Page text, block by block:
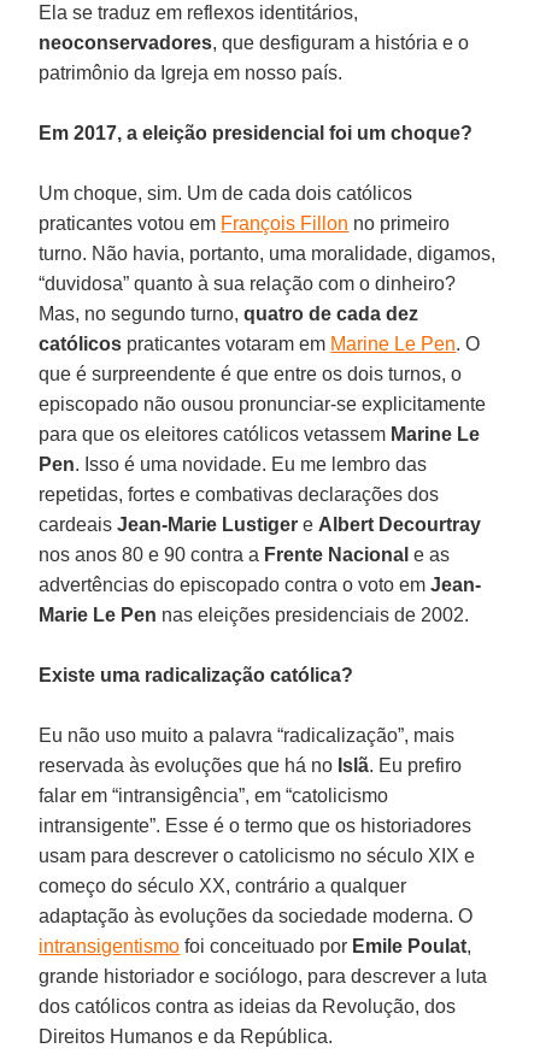
Ela se traduz em reflexos identitários,
neoconservadores, que desfiguram a história e o
patrimônio da Igreja em nosso país.
Em 2017, a eleição presidencial foi um choque?
Um choque, sim. Um de cada dois católicos
praticantes votou em François Fillon no primeiro
turno. Não havia, portanto, uma moralidade, digamos,
“duvidosa” quanto à sua relação com o dinheiro?
Mas, no segundo turno,quatro de cada dez
católicos praticantes votaram em Marine Le Pen. O
que é surpreendente é que entre os dois turnos, o
episcopado não ousou pronunciar-se explicitamente
para que os eleitores católicos vetassem Marine Le
Pen. Isso é uma novidade. Eu me lembro das
repetidas, fortes e combativas declarações dos
cardeaisJean-Marie Lustiger e Albert Decourtray
nos anos 80 e 90 contra a Frente Nacional e as
advertências do episcopado contra o voto emJean-
Marie Le Pen nas eleições presidenciais de 2002.
Existe uma radicalização católica?
Eu não uso muito a palavra “radicalização”, mais
reservada às evoluções que há no Islã. Eu prefiro
falar em “intransigência”, em “catolicismo
intransigente”. Esse é o termo que os historiadores
usam para descrever o catolicismo no século XIX e
começo do século XX, contrário a qualquer
adaptação às evoluções da sociedade moderna. O
intransigentismo foi conceituado por Emile Poulat,
grande historiador e sociólogo, para descrever a luta
dos católicos contra as ideias da Revolução, dos
Direitos Humanos e da República.